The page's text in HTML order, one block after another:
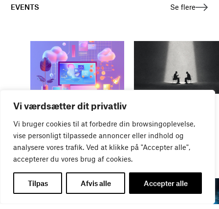
Vi værdsætter dit privatliv
Vi bruger cookies til at forbedre din browsingoplevelse,
vise personligt tilpassede annoncer eller indhold og
analysere vores trafik. Ved at klikke på "Accepter alle",
accepterer du vores brug af cookies.
Tilpas Afvis alle Accepter alle
EVENTS Se flere
Nye AI-funktioner i Adobe-
pakken
18AUG
ONLINE-MØDE
Forhandlinger, der skaber
resultater
AUG